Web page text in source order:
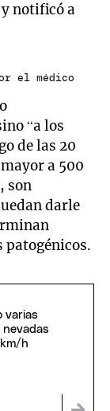
notificó a
el médico
“a los
de las 20
a 500
son
darle
patogénicos.
varias
h